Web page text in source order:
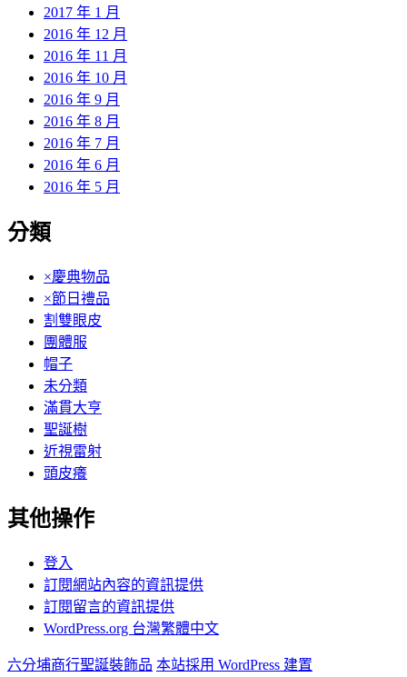
2017 年 1 月
2016 年 12 月
2016 年 11 月
2016 年 10 月
2016 年 9 月
2016 年 8 月
2016 年 7 月
2016 年 6 月
2016 年 5 月
分類
×慶典物品
×節日禮品
割雙眼皮
團體服
帽子
未分類
滿貫大亨
聖誕樹
近視雷射
頭皮癢
其他操作
登入
訂閱網站內容的資訊提供
訂閱留言的資訊提供
WordPress.org 台灣繁體中文
六分埔商行聖誕裝飾品 本站採用 WordPress 建置